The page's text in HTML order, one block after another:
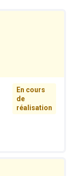
En cours
de
réalisation